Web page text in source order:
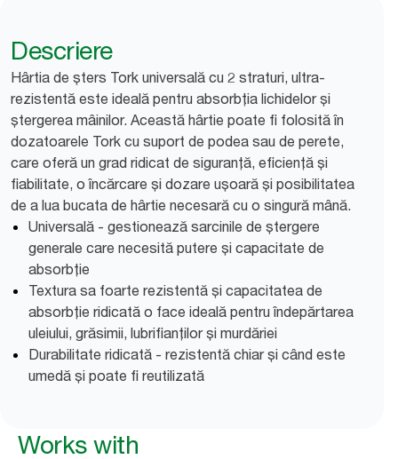
Descriere
Hârtia de șters Tork universală cu 2 straturi, ultra-
rezistentă este ideală pentru absorbția lichidelor și
ștergerea mâinilor. Această hârtie poate fi folosită în
dozatoarele Tork cu suport de podea sau de perete,
care oferă un grad ridicat de siguranță, eficiență și
fiabilitate, o încărcare și dozare ușoară și posibilitatea
de a lua bucata de hârtie necesară cu o singură mână.
Universală - gestionează sarcinile de ștergere
generale care necesită putere și capacitate de
absorbție
Textura sa foarte rezistentă și capacitatea de
absorbție ridicată o face ideală pentru îndepărtarea
uleiului, grăsimii, lubrifianților și murdăriei
Durabilitate ridicată - rezistentă chiar și când este
umedă și poate fi reutilizată
Works with